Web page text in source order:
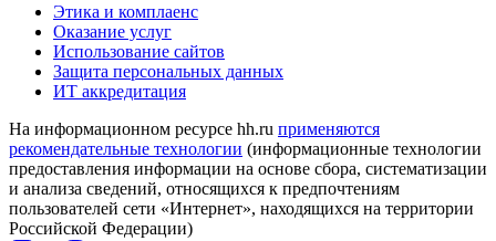
Этика и комплаенс
Оказание услуг
Использование сайтов
Защита персональных данных
ИТ аккредитация
На информационном ресурсе hh.ru применяются
рекомендательные технологии (информационные технологии
предоставления информации на основе сбора, систематизации
и анализа сведений, относящихся к предпочтениям
пользователей сети «Интернет», находящихся на территории
Российской Федерации)